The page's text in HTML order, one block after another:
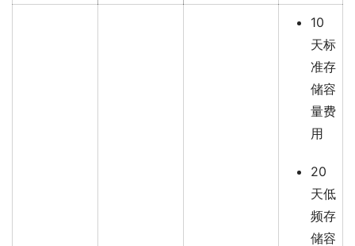
10
天标
准存
储容
量费
用
20
天低
频存
储容